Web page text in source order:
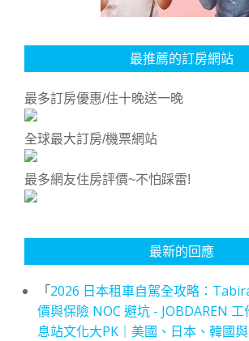
最推薦的訂房網站
最多訂房優惠/住十晚送一晚
全球最大訂房/機票網站
最多網友住房評價~不怕踩雷!
最新的回應
「2026 日本租車自駕全攻略：
價與保險 NOC 避坑 - JOBDAREN 工
息站文化大PK｜美國、日本、韓國